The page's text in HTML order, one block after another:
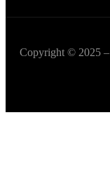
Copyright © 2025 –